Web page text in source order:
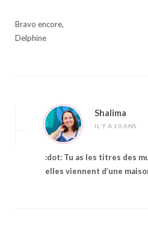
Bravo encore,
Delphine
Shalima
IL Y A 10 ANS
:dot: Tu as les titres des
elles viennent d’une